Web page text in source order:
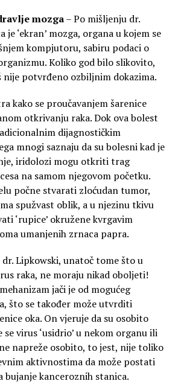
mozga– Po mišljenju dr.
je ‘ekran’ mozga, organa u kojem se
kompjutoru, sabiru podaci o
Koliko god bilo slikovito,
nije potvrđeno ozbiljnim dokazima.
kako se proučavanjem šarenice
otkrivanju raka. Dok ova bolest
dijagnostičkim
mnogi saznaju da su bolesni kad je
iridolozi mogu otkriti trag
na samom njegovom početku.
počne stvarati zloćudan tumor,
spužvast oblik, a u njezinu tkivu
‘rupice’ okružene kvrgavim
umanjenih zrnaca papra.
Lipkowski, unatoč tome što u
raka, ne moraju nikad oboljeti!
jači je od mogućeg
što se također može utvrditi
oka. On vjeruje da su osobito
virus ‘usidrio’ u nekom organu ili
napreže osobito, to jest, nije toliko
aktivnostima da može postati
bujanje kanceroznih stanica.